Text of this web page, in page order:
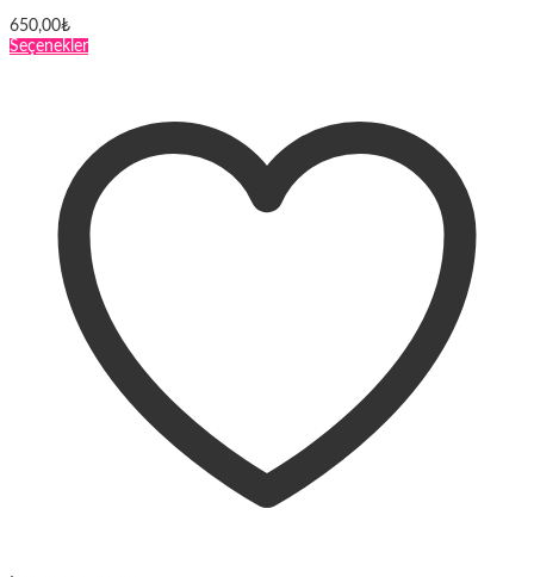
650,00₺
SeçeneklerBu
varyasyonu
var.
Seçenekler
ürün
sayfasından
seçilebilir